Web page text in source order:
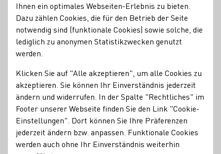
Englischkurs für
Sommeliers und
Weinexperten sowie
WSET-Aspiranten
ONLINE
Hochkarätiger Englischkurs der Sommelierschule
(Koblenz), online 2,5 Tage
Ihnen ein optimales Webseiten-Erlebnis zu bieten.
Dazu zählen Cookies, die für den Betrieb der Seite
notwendig sind (funktionale Cookies) sowie solche, die
lediglich zu anonymen Statistikzwecken genutzt
werden.
Klicken Sie auf "Alle akzeptieren", um alle Cookies zu
akzeptieren. Sie können Ihr Einverständnis jederzeit
ändern und widerrufen. In der Spalte "Rechtliches" im
Footer unserer Webseite finden Sie den Link "Cookie-
Einstellungen". Dort können Sie Ihre Präferenzen
jederzeit ändern bzw. anpassen. Funktionale Cookies
werden auch ohne Ihr Einverständnis weiterhin